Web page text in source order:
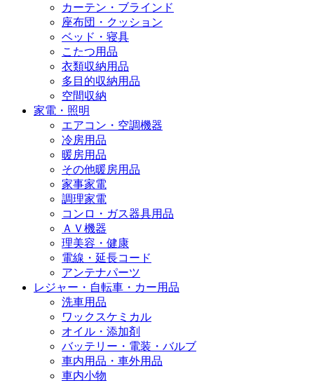
カーテン・ブラインド
座布団・クッション
ベッド・寝具
こたつ用品
衣類収納用品
多目的収納用品
空間収納
家電・照明
エアコン・空調機器
冷房用品
暖房用品
その他暖房用品
家事家電
調理家電
コンロ・ガス器具用品
ＡＶ機器
理美容・健康
電線・延長コード
アンテナパーツ
レジャー・自転車・カー用品
洗車用品
ワックスケミカル
オイル・添加剤
バッテリー・電装・バルブ
車内用品・車外用品
車内小物